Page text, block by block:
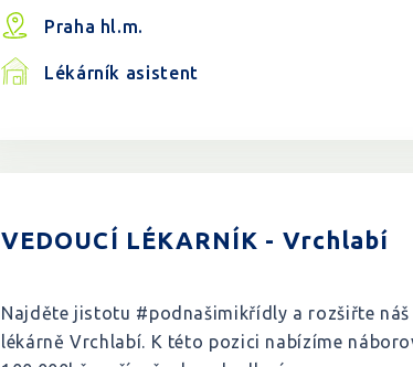
Praha hl.m.
Lékárník asistent
VEDOUCÍ LÉKARNÍK - Vrchlabí
Najděte jistotu #podnašimikřídly a rozšiřte náš
lékárně Vrchlabí. K této pozici nabízíme